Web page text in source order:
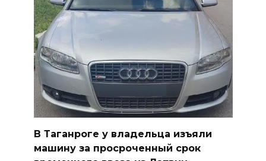
В Таганроге у владельца изъяли
машину за просроченный срок